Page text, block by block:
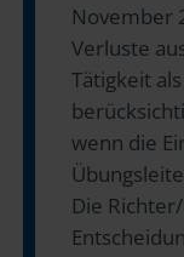
November
Verluste
Tätigkeit
wenn die
Die